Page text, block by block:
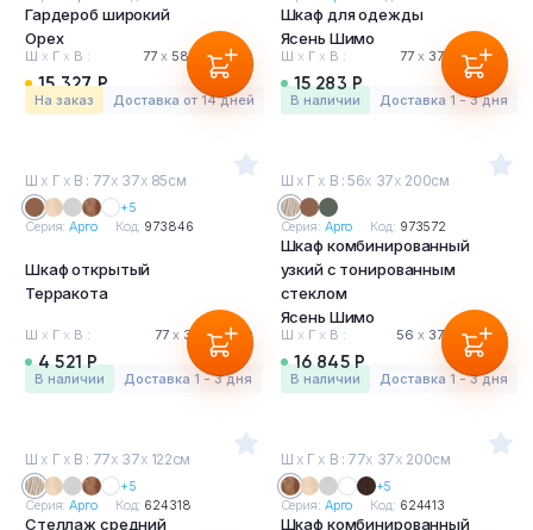
Гардероб широкий
Орех
Ш х Г х В : 77 х58 200 см
15 327 Р
На заказ Доставка от 14 дней
Шкаф для одежды
Ясень Шимо
Ш х Г х В : 77 х 37 200 см
15 283 Р
в наличии Доставка 1 - 3 дня
Ш х Г х В : 77х 37х 85см
+5
Серия:Арго Код: 973846
Шкаф открытый
Терракота
Ш х Г х В : 77 х37 х85 см
4 521 Р
в наличии Доставка 1 - 3 дня
Ш х Г х В : 56х 37х 200см
Серия: Арго Код: 973572
Шкаф комбинированный
узкий с тонированным
стеклом
Ясень Шимо
Ш х Г х В : 56 х 37 200 см
16 845 Р
в наличии Доставка 1 - 3 дня
Ш х Г х В : 77х 37х 122см
+5
Серия:Арго Код: 624318
Стеллаж средний
Ш х Г х В : 77х 37х 200см
+5
Серия: Арго Код: 624413
Шкаф комбинированный